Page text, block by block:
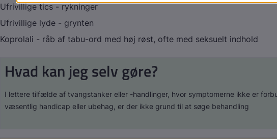
Ufrivillige tics - rykninger
Ufrivillige lyde - grynten
Koprolali - råb af tabu-ord med høj røst, ofte med seksuelt indhold
Hvad kan jeg selv gøre?
I lettere tilfælde af tvangstanker eller -handlinger, hvor symptomerne ikke er
væsentlig handicap eller ubehag, er der ikke grund til at søge behandling